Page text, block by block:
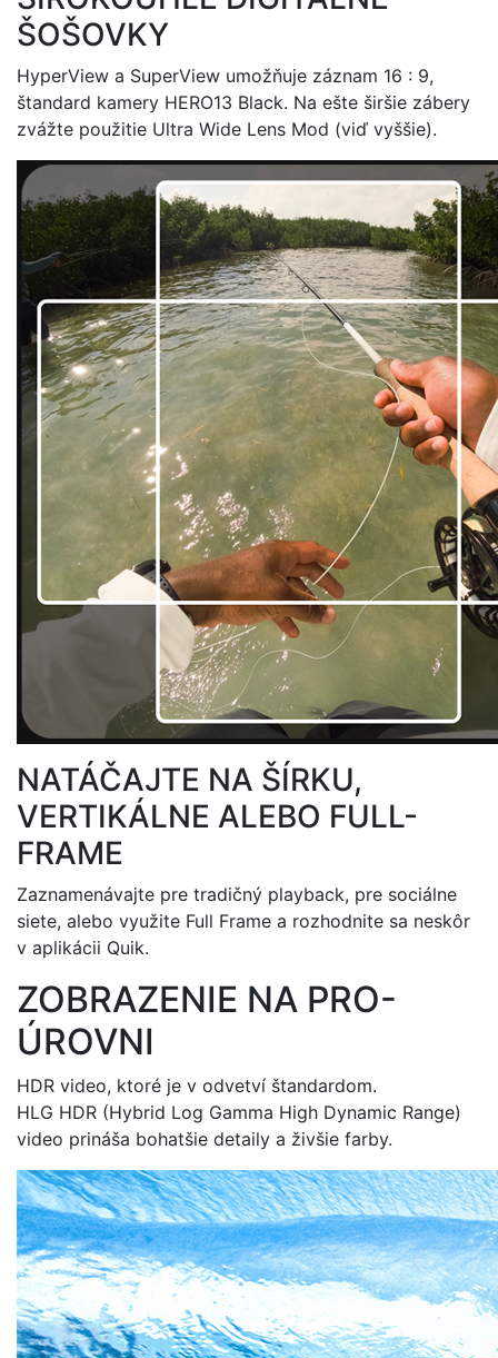
ŠOŠOVKY
HyperView a SuperView umožňuje záznam 16 : 9,
štandard kamery HERO13 Black. Na ešte širšie zábery
zvážte použitie Ultra Wide Lens Mod (viď vyššie).
NATÁČAJTE NA ŠÍRKU,
VERTIKÁLNE ALEBO FULL-
FRAME
Zaznamenávajte pre tradičný playback, pre sociálne
siete, alebo využite Full Frame a rozhodnite sa neskôr
v aplikácii Quik.
ZOBRAZENIE NA PRO-
ÚROVNI
HDR video, ktoré je v odvetví štandardom.
HLG HDR (Hybrid Log Gamma High Dynamic Range)
video prináša bohatšie detaily a živšie farby.